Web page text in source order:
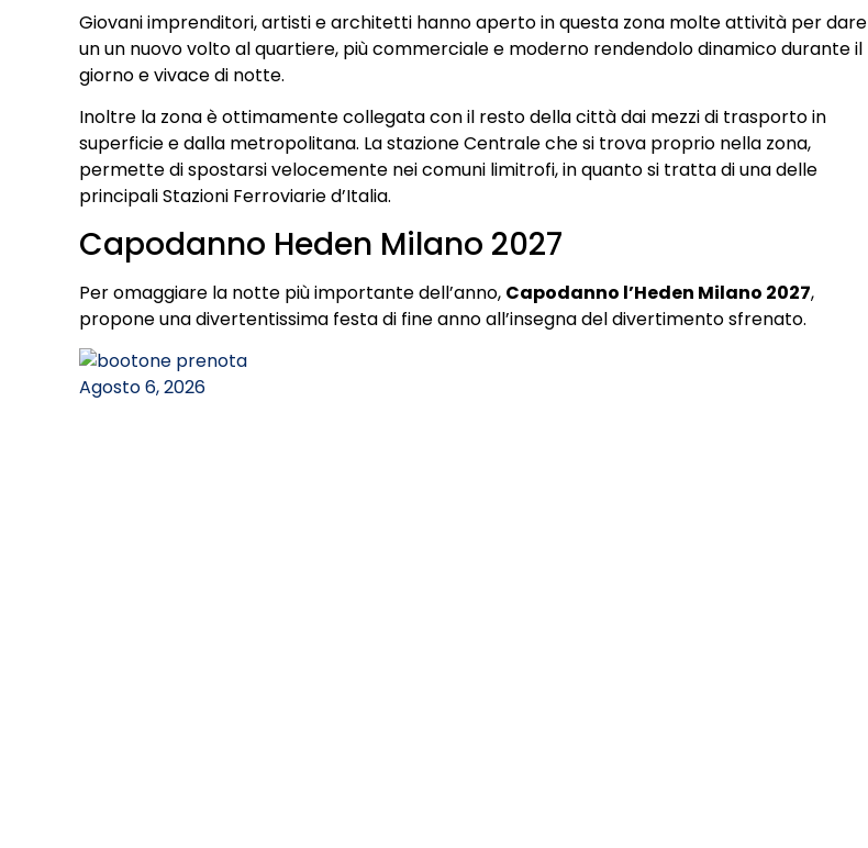
Giovani imprenditori, artisti e architetti hanno aperto in questa zona molte attività per dare
un un nuovo volto al quartiere, più commerciale e moderno rendendolo dinamico durante il
giorno e vivace di notte.
Inoltre la zona è ottimamente collegata con il resto della città dai mezzi di trasporto in
superficie e dalla metropolitana. La stazione Centrale che si trova proprio nella zona,
permette di spostarsi velocemente nei comuni limitrofi, in quanto si tratta di una delle
principali Stazioni Ferroviarie d’Italia.
Capodanno Heden Milano 2027
Per omaggiare la notte più importante dell’anno, Capodanno l’Heden Milano 2027,
propone una divertentissima festa di fine anno all’insegna del divertimento sfrenato.